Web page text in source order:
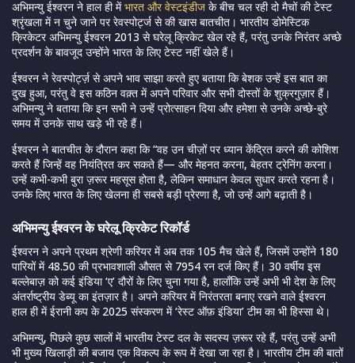
अभिमन्यु ईश्वरन ने हाल ही मेंभारत और वेस्टइंडीज के बीच चल रही दो मैचों की टेस्ट
श्रृंखला में न चुने जाने पर रेवस्पोर्ट्ज से की खास बातचीत। भारतीय डोमेस्टिक
क्रिकेटर अभिमन्यु ईश्वरन 2013 से घरेलू क्रिकेट खेल रहे हैं, परंतु उनके निरंतर अच्छे
प्रदर्शन के बावजूद उन्होंने भारत के लिए टेस्ट नहीं खेले हैं।
ईश्वरन ने रेवस्पोर्ट्ज़ से अपने भाव साझा करते हुए बताया कि बेशक उन्हें इस बात का
दुख हुआ, परंतु वे इस कठिन वक़्त में अपने परिवार और सभी दोस्तों के शुक्रगुज़ार हैं।
अभिमन्यु ने बताया कि इन सभी ने उन्हें प्रोत्साहन दिया और हमेशा से उनके अच्छे-बुरे
समय में उनके साथ खड़े भी रहे हैं।
ईश्वरन ने बातचीत के दौरान कहा कि “वह उन चीज़ों पर ध्यान केंद्रित करने की कोशिश
करते हैं जिन्हें वह नियंत्रित कर सकते हैं— और मेहनत करना, बेहतर ट्रेनिंग करना।
उन्हें कभी-कभी बुरा ज़रूर महसूस होता है, लेकिन समाधान केवल सुधार करते रहना है।
उनके लिए भारत के लिए खेलना ही सबसे बड़ी प्रेरणा है, जो उन्हें आगे बढ़ाती है।
अभिमन्यु ईश्वरन के घरेलू क्रिकेट रिकॉर्ड
ईश्वरन ने अपने प्रथम श्रेणी करियर में अब तक 105 मैच खेले हैं, जिसमें उन्होंने 180
पारियों में 48.50 की प्रभावशाली औसत से 7954 रन दर्ज किए हैं। 30 वर्षीय इस
बल्लेबाज़ को कई इंडिया ‘ए’ दौरों के लिए चुना गया है, हालाँकि उन्हें अभी भी देश के लिए
अंतर्राष्ट्रीय डेब्यू का इंतज़ार है। अपने करियर में निरंतरता बनाए रखने वाले ईश्वरन
हाल ही में ईरानी कप के 2025 संस्करण में ‘रेस्ट ऑफ़ इंडिया’ टीम का भी हिस्सा थे।
अभिमन्यु, पिछले कुछ सालों में भारतीय टेस्ट दल के सदस्य ज़रूर रहे हैं, परंतु उन्हें अभी
भी मुख्य खिलाड़ी की बजाय एक विकल्प के रूप में देखा जा रहा है। भारतीय टीम की बातों